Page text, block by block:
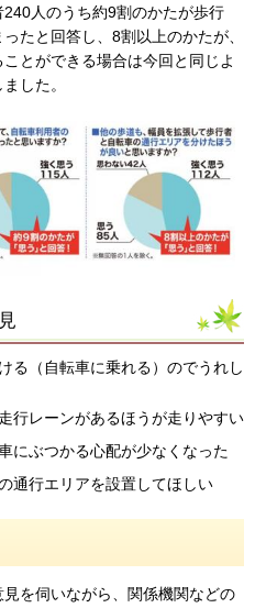
人のうち約9割のかたが歩行
たと回答し、8割以上のかたが、
とができる場合は今回と同じよ
した。
る（自転車に乗れる）のでうれし
行レーンがあるほうが走りやすい
にぶつかる心配が少なくなった
通行エリアを設置してほしい
を伺いながら、関係機関などの